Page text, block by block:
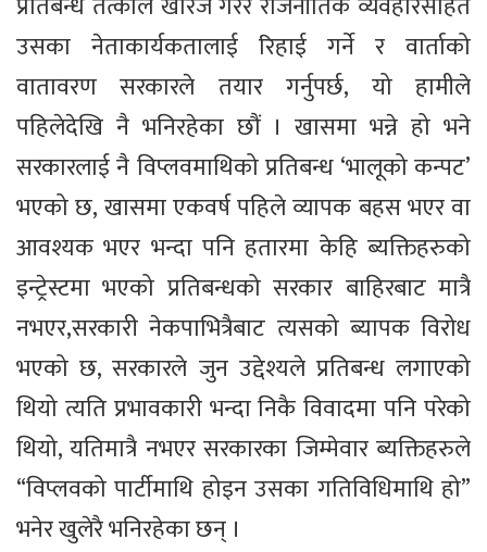
उसका नेताकार्यकतालाई रिहाई गर्ने र वार्ताको
वातावरण सरकारले तयार गर्नुपर्छ, यो हामीले
पहिलेदेखि नै भनिरहेका छौं । खासमा भन्ने हो भने
सरकारलाई नै विप्लवमाथिको प्रतिबन्ध ‘भालूको कन्पट’
भएको छ, खासमा एकवर्ष पहिले व्यापक बहस भएर वा
आवश्यक भएर भन्दा पनि हतारमा केहि ब्यक्तिहरुको
इन्ट्रेस्टमा भएको प्रतिबन्धको सरकार बाहिरबाट मात्रै
नभएर,सरकारी नेकपाभित्रैबाट त्यसको ब्यापक विरोध
भएको छ, सरकारले जुन उद्देश्यले प्रतिबन्ध लगाएको
थियो त्यति प्रभावकारी भन्दा निकै विवादमा पनि परेको
थियो, यतिमात्रै नभएर सरकारका जिम्मेवार ब्यक्तिहरुले
“विप्लवको पार्टीमाथि होइन उसका गतिविधिमाथि हो”
भनेर खुलेरै भनिरहेका छन् ।